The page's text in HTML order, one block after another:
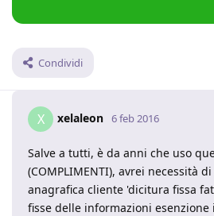
Condividi
X xelaleon 6 feb 2016
Salve a tutti, è da anni che uso
(COMPLIMENTI), avrei necessità
anagrafica cliente 'dicitura fissa
fisse delle informazioni